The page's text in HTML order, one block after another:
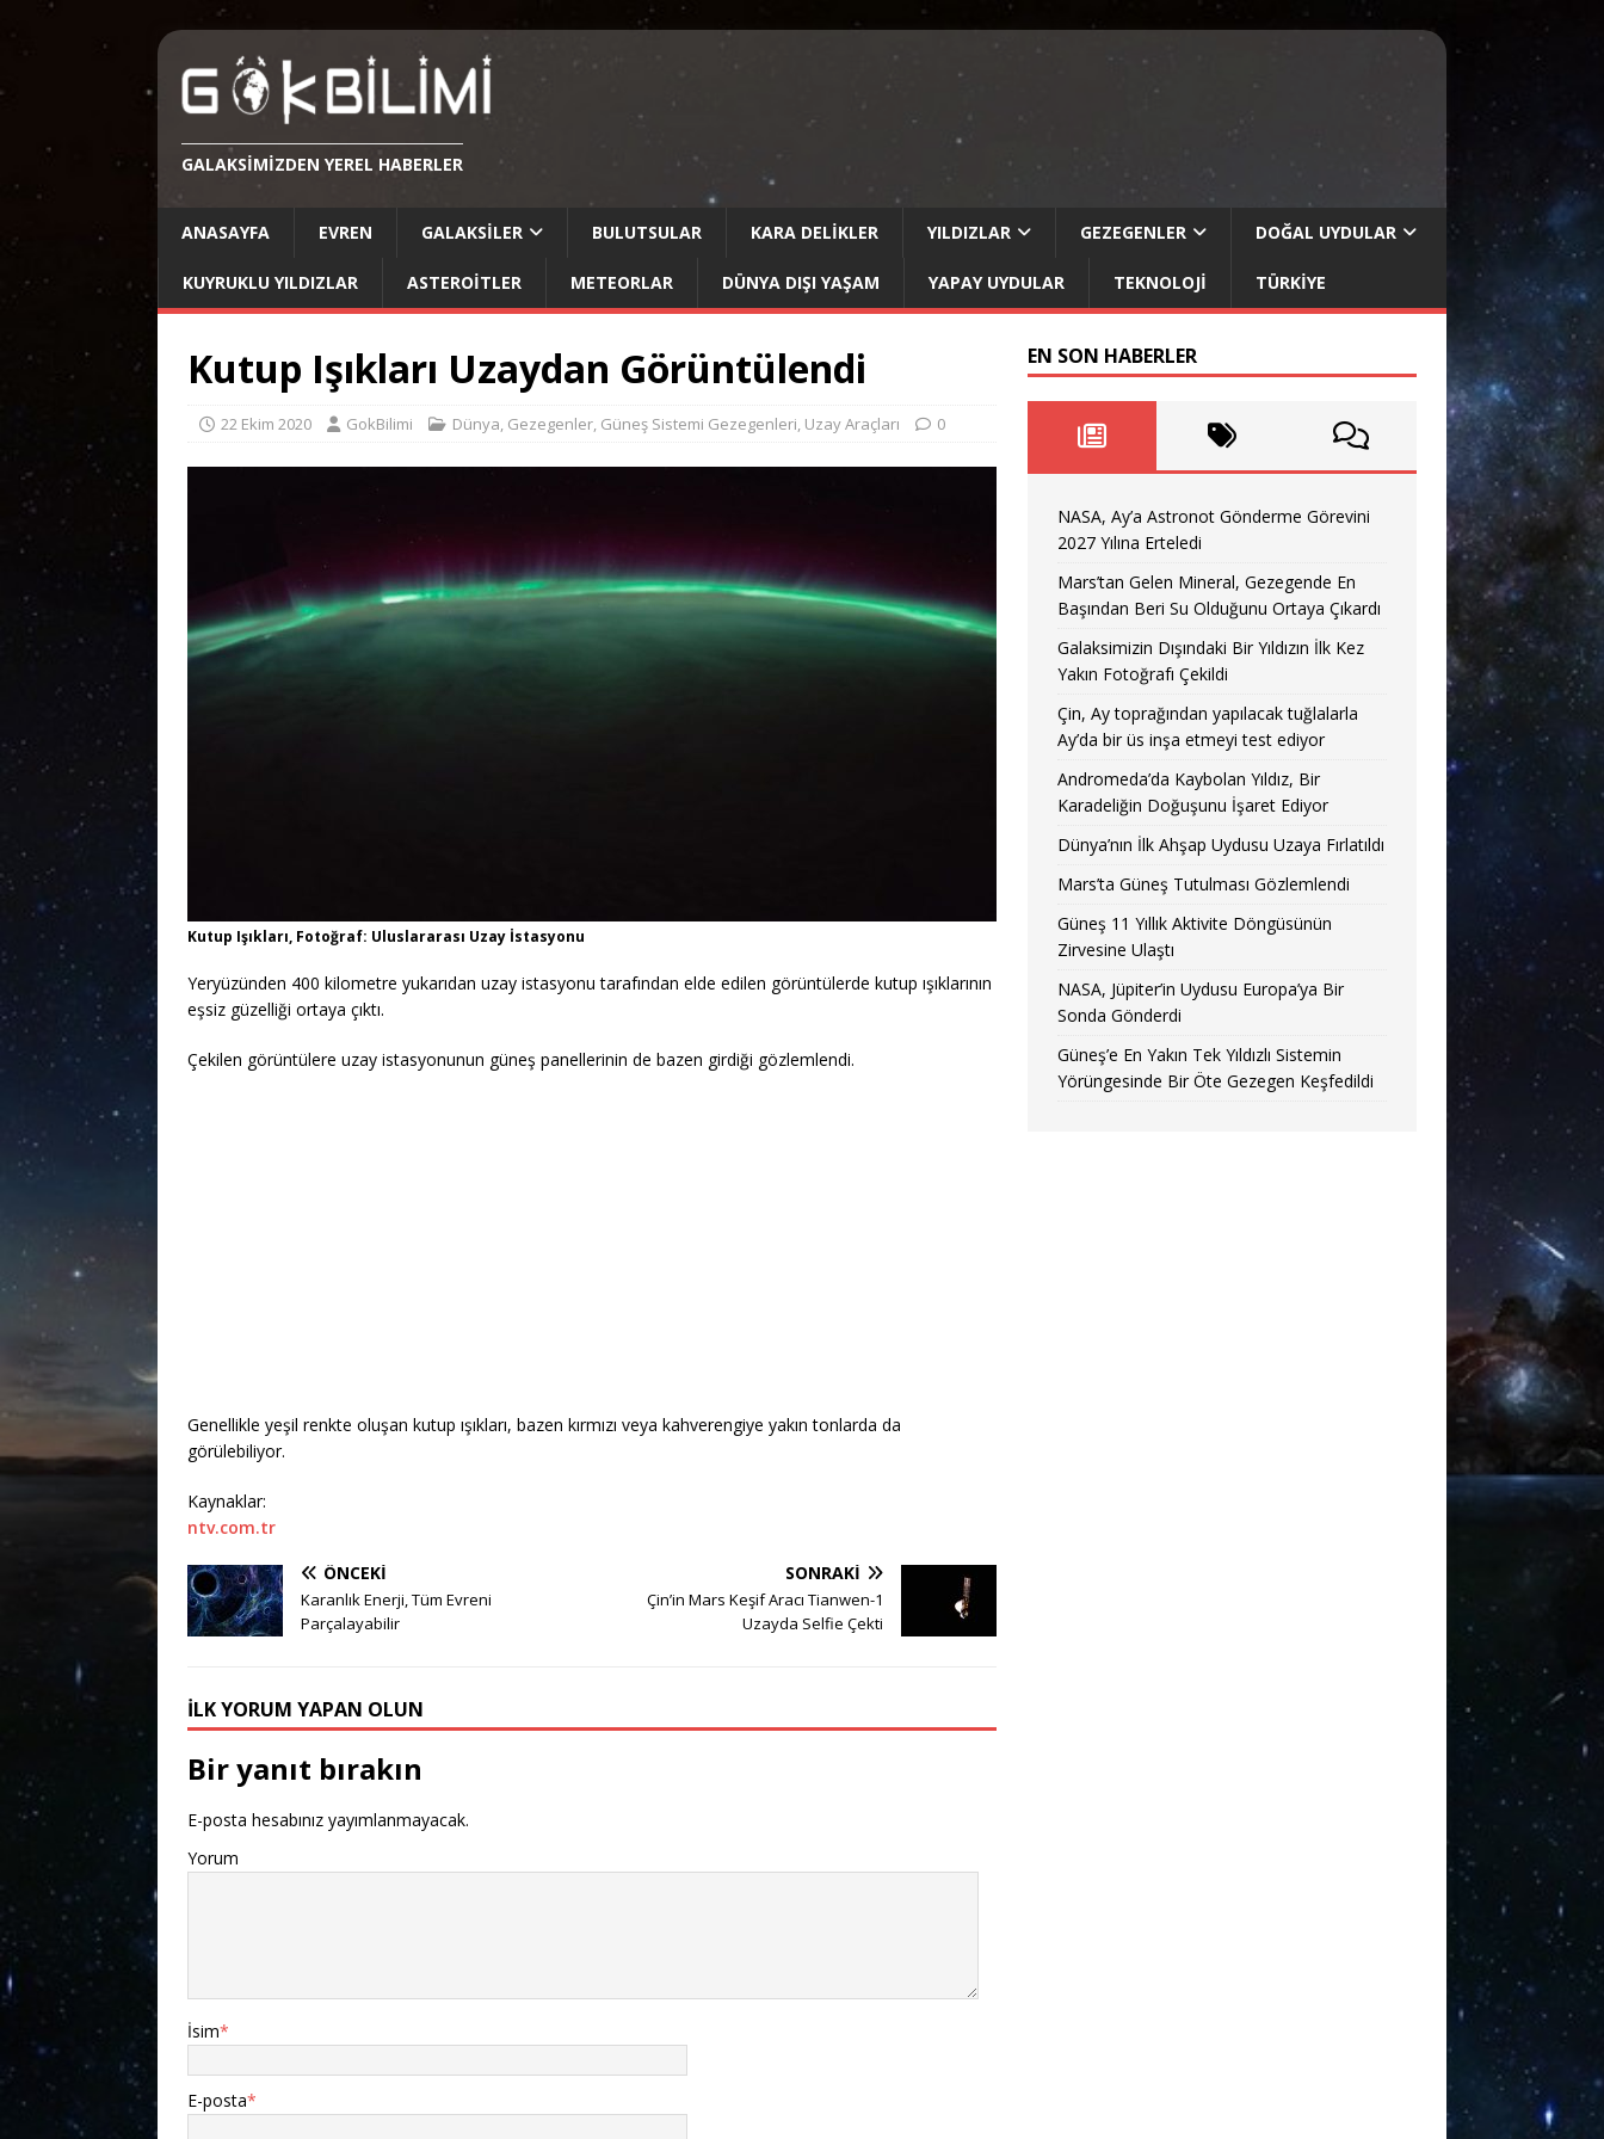
GALAKSIMIZDEN YEREL HABERLER
ANASAYFA EVREN GALAKSILER BULUTSULAR KARA DELIKLER YILDIZLAR GEZEGENLER DOĞAL UYDULAR
KUYRUKLU YILDIZLAR ASTEROITLER METEORLAR DÜNYA DIŞI YAŞAM YAPAY UYDULAR TEKNOLOJI TÜRKIYE
Kutup Işıkları Uzaydan Görüntülendi
22 Ekim 2020 GokBilimi Dünya, Gezegenler, Güneş Sistemi Gezegenleri, Uzay Araçları 0
Kutup Işıkları, Fotoğraf: Uluslararası Uzay İstasyonu
Yeryüzünden 400 kilometre yukarıdan uzay istasyonu tarafından elde edilen görüntülerde kutup ışıklarının
eşsiz güzelliği ortaya çıktı.
Çekilen görüntülere uzay istasyonunun güneş panellerinin de bazen girdiği gözlemlendi.
Genellikle yeşil renkte oluşan kutup ışıkları, bazen kırmızı veya kahverengiye yakın tonlarda da
görülebiliyor.
Kaynaklar:
ntv.com.tr
ÖNCEKI
Karanlık Enerji, Tüm Evreni
Parçalayabilir
SONRAKI
Çin’in Mars Keşif Aracı Tianwen-1
Uzayda Selfie Çekti
İLK YORUM YAPAN OLUN
Bir yanıt bırakın
E-posta hesabınız yayımlanmayacak.
Yorum
İsim*
E-posta*
EN SON HABERLER
NASA, Ay’a Astronot Gönderme Görevini
2027 Yılına Erteledi
Mars’tan Gelen Mineral, Gezegende En
Başından Beri Su Olduğunu Ortaya Çıkardı
Galaksimizin Dışındaki Bir Yıldızın İlk Kez
Yakın Fotoğrafı Çekildi
Çin, Ay toprağından yapılacak tuğlalarla
Ay’da bir üs inşa etmeyi test ediyor
Andromeda’da Kaybolan Yıldız, Bir
Karadeliğin Doğuşunu İşaret Ediyor
Dünya’nın İlk Ahşap Uydusu Uzaya Fırlatıldı
Mars’ta Güneş Tutulması Gözlemlendi
Güneş 11 Yıllık Aktivite Döngüsünün
Zirvesine Ulaştı
NASA, Jüpiter’in Uydusu Europa’ya Bir
Sonda Gönderdi
Güneş’e En Yakın Tek Yıldızlı Sistemin
Yörüngesinde Bir Öte Gezegen Keşfedildi